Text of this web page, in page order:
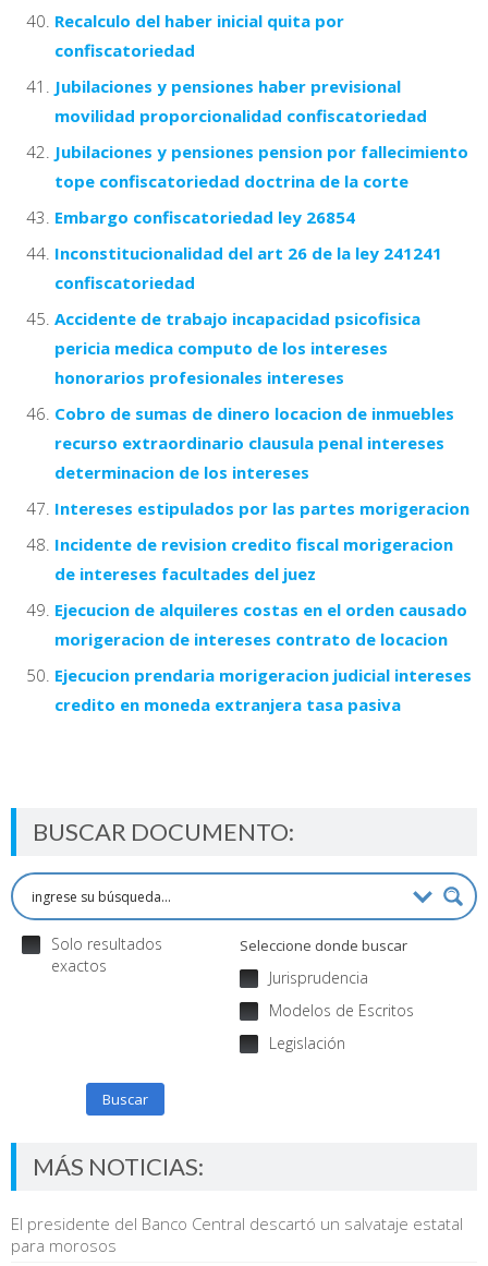
Recalculo del haber inicial quita por
confiscatoriedad
Jubilaciones y pensiones haber previsional
movilidad proporcionalidad confiscatoriedad
Jubilaciones y pensiones pension por fallecimiento
tope confiscatoriedad doctrina de la corte
Embargo confiscatoriedad ley 26854
Inconstitucionalidad del art 26 de la ley 241241
confiscatoriedad
Accidente de trabajo incapacidad psicofisica
pericia medica computo de los intereses
honorarios profesionales intereses
Cobro de sumas de dinero locacion de inmuebles
recurso extraordinario clausula penal intereses
determinacion de los intereses
Intereses estipulados por las partes morigeracion
Incidente de revision credito fiscal morigeracion
de intereses facultades del juez
Ejecucion de alquileres costas en el orden causado
morigeracion de intereses contrato de locacion
Ejecucion prendaria morigeracion judicial intereses
credito en moneda extranjera tasa pasiva
BUSCAR DOCUMENTO:
Solo resultados
exactos
Seleccione donde buscar
Jurisprudencia
Modelos de Escritos
Legislación
Buscar
MÁS NOTICIAS:
El presidente del Banco Central descartó un salvataje estatal
para morosos